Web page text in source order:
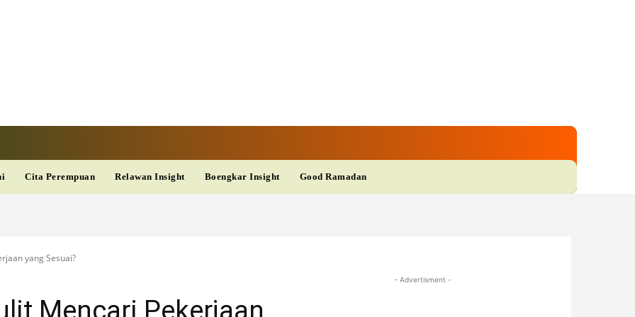
Cita Perempuan Relawan Insight Boengkar Insight Good Ramadan
yang Sesuai?
Mencari Pekerjaan
- Advertisment -